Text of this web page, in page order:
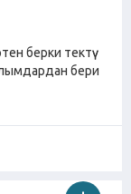
берки тектүү
бери